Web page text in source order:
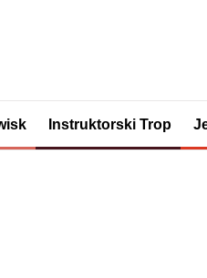
Instruktorski Trop